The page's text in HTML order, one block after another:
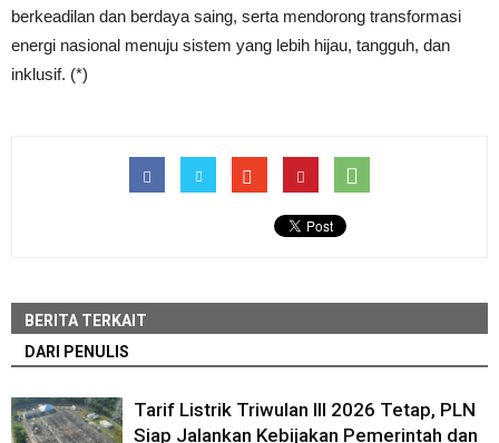
berkeadilan dan berdaya saing, serta mendorong transformasi
energi nasional menuju sistem yang lebih hijau, tangguh, dan
inklusif. (*)
BERITA TERKAIT
DARI PENULIS
Tarif Listrik Triwulan III 2026 Tetap, PLN
Siap Jalankan Kebijakan Pemerintah dan